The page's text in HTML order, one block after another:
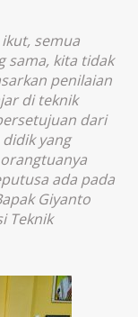
semua
sama, kita tidak
penilaian
di teknik
dari
yang
ada pada
Giyanto
Teknik